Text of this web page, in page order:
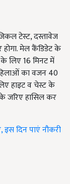
टेस्ट, दस्तावेज
मेल कैंडिडेट के
लिए 16 मिनट में
का वजन 40
हाइट व चेस्ट के
जरिए हासिल कर
इस दिन पाएं नौकरी